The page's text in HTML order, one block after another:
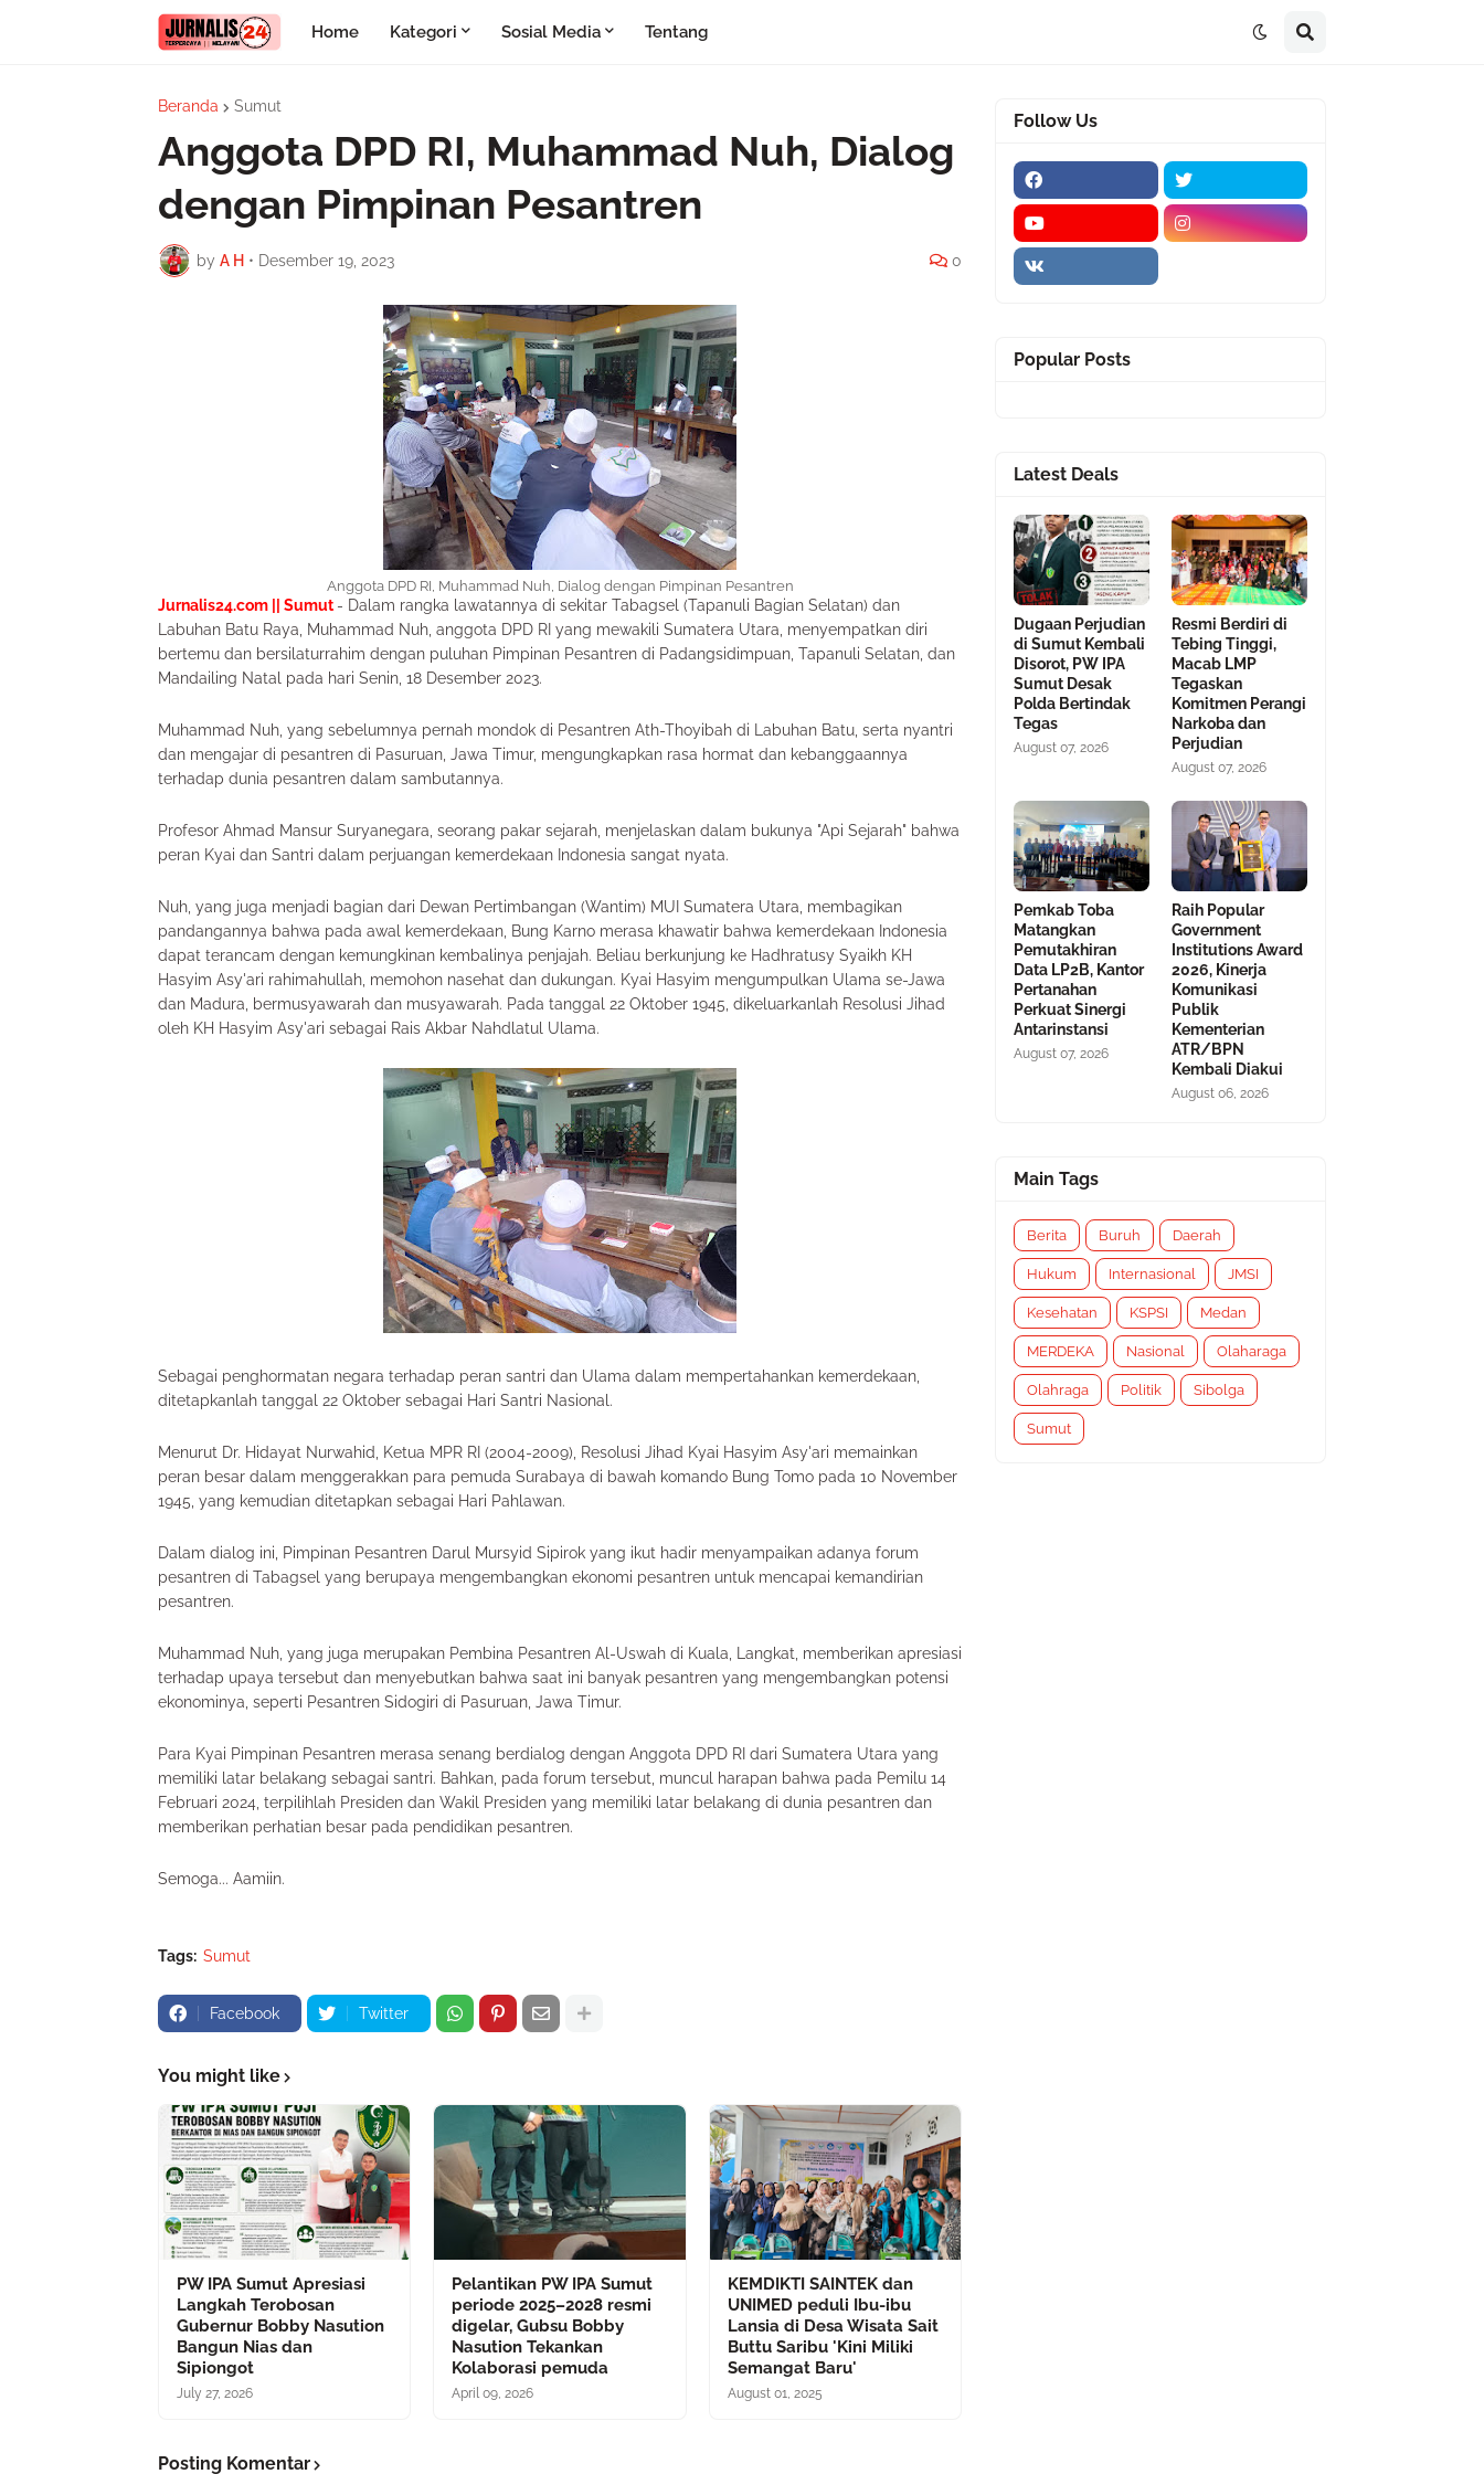
Home Kategori Sosial Media Tentang
Beranda Sumut
Anggota DPD RI, Muhammad Nuh, Dialog
dengan Pimpinan Pesantren
by A H • Desember 19, 2023 0
Anggota DPD RI, Muhammad Nuh, Dialog dengan Pimpinan Pesantren
Jurnalis24.com || Sumut - Dalam rangka lawatannya di sekitar Tabagsel (Tapanuli Bagian Selatan) dan
Labuhan Batu Raya, Muhammad Nuh, anggota DPD RI yang mewakili Sumatera Utara, menyempatkan diri
bertemu dan bersilaturrahim dengan puluhan Pimpinan Pesantren di Padangsidimpuan, Tapanuli Selatan, dan
Mandailing Natal pada hari Senin, 18 Desember 2023.
Muhammad Nuh, yang sebelumnya pernah mondok di Pesantren Ath-Thoyibah di Labuhan Batu, serta nyantri
dan mengajar di pesantren di Pasuruan, Jawa Timur, mengungkapkan rasa hormat dan kebanggaannya
terhadap dunia pesantren dalam sambutannya.
Profesor Ahmad Mansur Suryanegara, seorang pakar sejarah, menjelaskan dalam bukunya "Api Sejarah" bahwa
peran Kyai dan Santri dalam perjuangan kemerdekaan Indonesia sangat nyata.
Nuh, yang juga menjadi bagian dari Dewan Pertimbangan (Wantim) MUI Sumatera Utara, membagikan
pandangannya bahwa pada awal kemerdekaan, Bung Karno merasa khawatir bahwa kemerdekaan Indonesia
dapat terancam dengan kemungkinan kembalinya penjajah. Beliau berkunjung ke Hadhratusy Syaikh KH
Hasyim Asy'ari rahimahullah, memohon nasehat dan dukungan. Kyai Hasyim mengumpulkan Ulama se-Jawa
dan Madura, bermusyawarah dan musyawarah. Pada tanggal 22 Oktober 1945, dikeluarkanlah Resolusi Jihad
oleh KH Hasyim Asy'ari sebagai Rais Akbar Nahdlatul Ulama.
Sebagai penghormatan negara terhadap peran santri dan Ulama dalam mempertahankan kemerdekaan,
ditetapkanlah tanggal 22 Oktober sebagai Hari Santri Nasional.
Menurut Dr. Hidayat Nurwahid, Ketua MPR RI (2004-2009), Resolusi Jihad Kyai Hasyim Asy'ari memainkan
peran besar dalam menggerakkan para pemuda Surabaya di bawah komando Bung Tomo pada 10 November
1945, yang kemudian ditetapkan sebagai Hari Pahlawan.
Dalam dialog ini, Pimpinan Pesantren Darul Mursyid Sipirok yang ikut hadir menyampaikan adanya forum
pesantren di Tabagsel yang berupaya mengembangkan ekonomi pesantren untuk mencapai kemandirian
pesantren.
Muhammad Nuh, yang juga merupakan Pembina Pesantren Al-Uswah di Kuala, Langkat, memberikan apresiasi
terhadap upaya tersebut dan menyebutkan bahwa saat ini banyak pesantren yang mengembangkan potensi
ekonominya, seperti Pesantren Sidogiri di Pasuruan, Jawa Timur.
Para Kyai Pimpinan Pesantren merasa senang berdialog dengan Anggota DPD RI dari Sumatera Utara yang
memiliki latar belakang sebagai santri. Bahkan, pada forum tersebut, muncul harapan bahwa pada Pemilu 14
Februari 2024, terpilihlah Presiden dan Wakil Presiden yang memiliki latar belakang di dunia pesantren dan
memberikan perhatian besar pada pendidikan pesantren.
Semoga... Aamiin.
Tags: Sumut
Facebook Twitter
You might like
PW IPA Sumut Apresiasi
Langkah Terobosan
Gubernur Bobby Nasution
Bangun Nias dan
Sipiongot
July 27, 2026
Pelantikan PW IPA Sumut
periode 2025–2028 resmi
digelar, Gubsu Bobby
Nasution Tekankan
Kolaborasi pemuda
April 09, 2026
KEMDIKTI SAINTEK dan
UNIMED peduli Ibu-ibu
Lansia di Desa Wisata Sait
Buttu Saribu 'Kini Miliki
Semangat Baru'
August 01, 2025
Posting Komentar
Follow Us
Popular Posts
Latest Deals
Dugaan Perjudian
di Sumut Kembali
Disorot, PW IPA
Sumut Desak
Polda Bertindak
Tegas
August 07, 2026
Resmi Berdiri di
Tebing Tinggi,
Macab LMP
Tegaskan
Komitmen Perangi
Narkoba dan
Perjudian
August 07, 2026
Pemkab Toba
Matangkan
Pemutakhiran
Data LP2B, Kantor
Pertanahan
Perkuat Sinergi
Antarinstansi
August 07, 2026
Raih Popular
Government
Institutions Award
2026, Kinerja
Komunikasi
Publik
Kementerian
ATR/BPN
Kembali Diakui
August 06, 2026
Main Tags
Berita Buruh Daerah
Hukum Internasional JMSI
Kesehatan KSPSI Medan
MERDEKA Nasional Olaharaga
Olahraga Politik Sibolga
Sumut